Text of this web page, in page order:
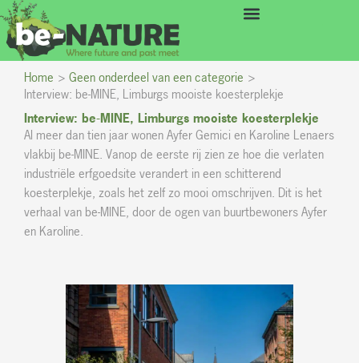
de
inhoud
Ga
naar
de
inhoud
Home
Geen onderdeel van een categorie
Interview: be-MINE, Limburgs mooiste koesterplekje
Interview: be-MINE, Limburgs mooiste koesterplekje
Al meer dan tien jaar wonen Ayfer Gemici en Karoline Lenaers
vlakbij be-MINE. Vanop de eerste rij zien ze hoe die verlaten
industriële erfgoedsite verandert in een schitterend
koesterplekje, zoals het zelf zo mooi omschrijven. Dit is het
verhaal van be-MINE, door de ogen van buurtbewoners Ayfer
en Karoline.